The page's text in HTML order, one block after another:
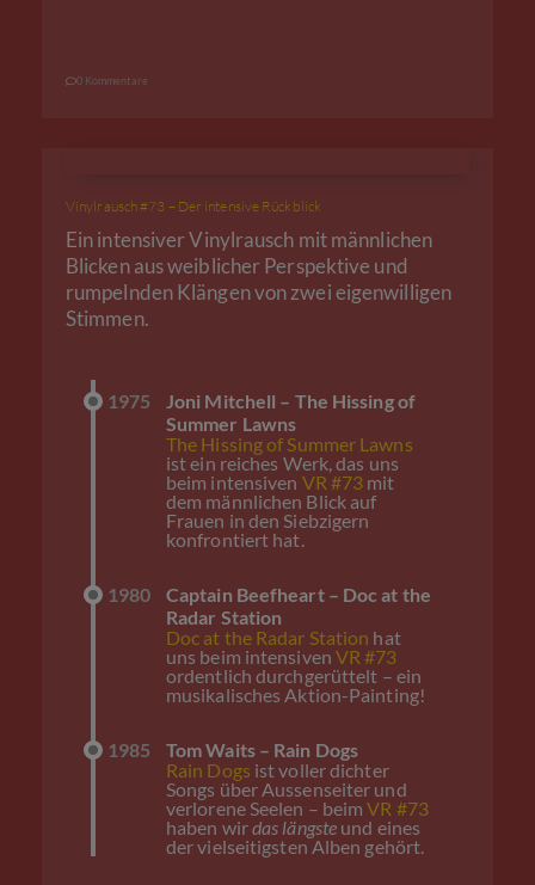
0 Kommentare
Vinylrausch #73 – Der intensive Rückblick
Ein intensiver Vinylrausch mit männlichen
Blicken aus weiblicher Perspektive und
rumpelnden Klängen von zwei eigenwilligen
Stimmen.
1975
Joni Mitchell – The Hissing of
Summer Lawns
The Hissing of Summer Lawns
ist ein reiches Werk, das uns
beim intensiven VR #73 mit
dem männlichen Blick auf
Frauen in den Siebzigern
konfrontiert hat.
1980
Captain Beefheart – Doc at the
Radar Station
Doc at the Radar Station hat
uns beim intensiven VR #73
ordentlich durchgerüttelt – ein
musikalisches Aktion-Painting!
1985
Tom Waits – Rain Dogs
Rain Dogs ist voller dichter
Songs über Aussenseiter und
verlorene Seelen – beimVR #73
haben wirdas längste und eines
der vielseitigsten Alben gehört.